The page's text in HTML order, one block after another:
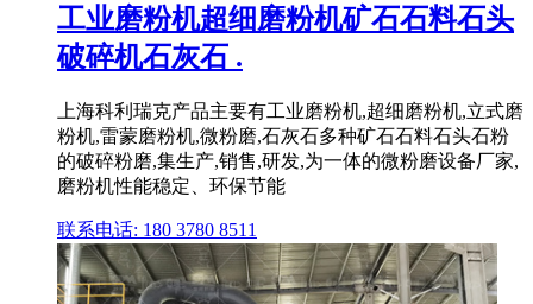
工业磨粉机超细磨粉机矿石石料石头
破碎机石灰石 .
上海科利瑞克产品主要有工业磨粉机,超细磨粉机,立式磨
粉机,雷蒙磨粉机,微粉磨,石灰石多种矿石石料石头石粉
的破碎粉磨,集生产,销售,研发,为一体的微粉磨设备厂家,
磨粉机性能稳定、环保节能
联系电话: 180 3780 8511